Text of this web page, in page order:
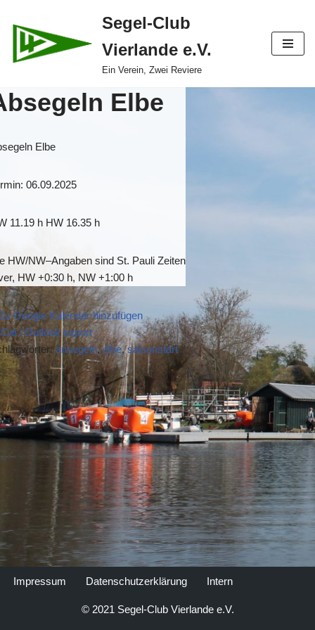
Zum
Inhalt
Segel-Club
Vierlande e.V.
Ein Verein, Zwei Reviere
Elbe
Elbe
06.09.2025
11.19 h HW 16.35 h
HW/NW–Angaben sind St. Pauli Zeiten
HW +0:30 h, NW +1:00 h
Google Kalender hinzufügen
/ Outlook export
ansegeln,elbe,saisonstart
Impressum Datenschutzerklärung Intern
© 2021 Segel-Club Vierlande e.V.